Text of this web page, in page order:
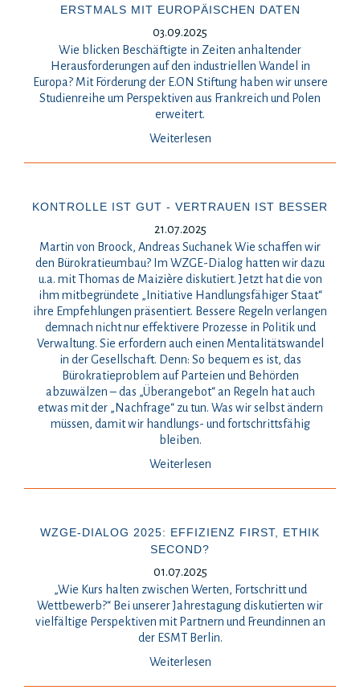
ERSTMALS MIT EUROPÄISCHEN DATEN
03.09.2025
Wie blicken Beschäftigte in Zeiten anhaltender
Herausforderungen auf den industriellen Wandel in
Europa? Mit Förderung der E.ON Stiftung haben wir unsere
Studienreihe um Perspektiven aus Frankreich und Polen
erweitert.
Weiterlesen
KONTROLLE IST GUT - VERTRAUEN IST BESSER
21.07.2025
Martin von Broock, Andreas Suchanek Wie schaffen wir
den Bürokratieumbau? Im WZGE-Dialog hatten wir dazu
u.a. mit Thomas de Maizière diskutiert. Jetzt hat die von
ihm mitbegründete „Initiative Handlungsfähiger Staat“
ihre Empfehlungen präsentiert. Bessere Regeln verlangen
demnach nicht nur effektivere Prozesse in Politik und
Verwaltung. Sie erfordern auch einen Mentalitätswandel
in der Gesellschaft. Denn: So bequem es ist, das
Bürokratieproblem auf Parteien und Behörden
abzuwälzen – das „Überangebot“ an Regeln hat auch
etwas mit der „Nachfrage“ zu tun. Was wir selbst ändern
müssen, damit wir handlungs- und fortschrittsfähig
bleiben.
Weiterlesen
WZGE-DIALOG 2025: EFFIZIENZ FIRST, ETHIK
SECOND?
01.07.2025
„Wie Kurs halten zwischen Werten, Fortschritt und
Wettbewerb?“ Bei unserer Jahrestagung diskutierten wir
vielfältige Perspektiven mit Partnern und Freundinnen an
der ESMT Berlin.
Weiterlesen